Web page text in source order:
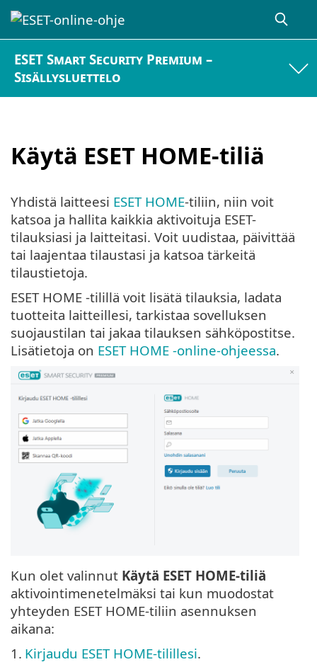
ESET Smart Security Premium –
Sisällysluettelo
Käytä ESET HOME-tiliä
Yhdistä laitteesi ESET HOME-tiliin, niin voit
katsoa ja hallita kaikkia aktivoituja ESET-
tilauksiasi ja laitteitasi. Voit uudistaa, päivittää
tai laajentaa tilaustasi ja katsoa tärkeitä
tilaustietoja.
ESET HOME -tilillä voit lisätä tilauksia, ladata
tuotteita laitteillesi, tarkistaa sovelluksen
suojaustilan tai jakaa tilauksen sähköpostitse.
Lisätietoja on ESET HOME -online-ohjeessa.
Kun olet valinnut Käytä ESET HOME-tiliä
aktivointimenetelmäksi tai kun muodostat
yhteyden ESET HOME-tiliin asennuksen
aikana:
1. Kirjaudu ESET HOME-tilillesi.